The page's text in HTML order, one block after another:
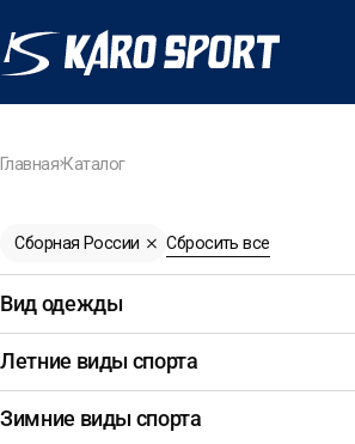
Главная Каталог
Сборная России Сбросить все
Вид одежды
Летние виды спорта
Зимние виды спорта